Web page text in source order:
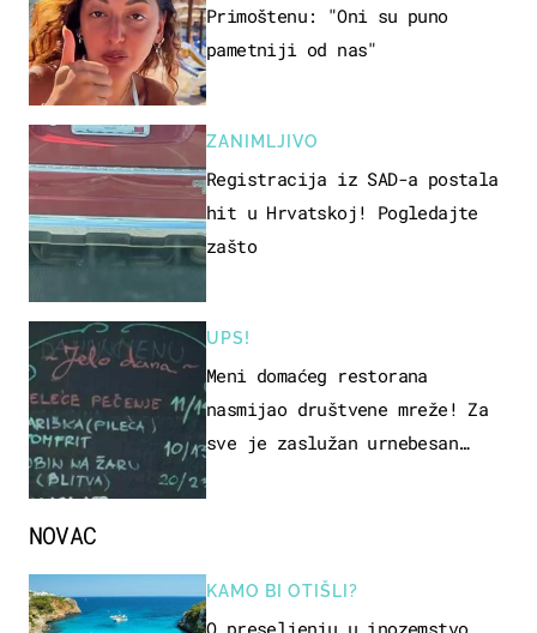
Primoštenu: "Oni su puno
pametniji od nas"
ZANIMLJIVO
Registracija iz SAD-a postala
hit u Hrvatskoj! Pogledajte
zašto
UPS!
Meni domaćeg restorana
nasmijao društvene mreže! Za
sve je zaslužan urnebesan
NOVAC
KAMO BI OTIŠLI?